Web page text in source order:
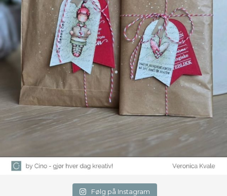
Følg på Instagram